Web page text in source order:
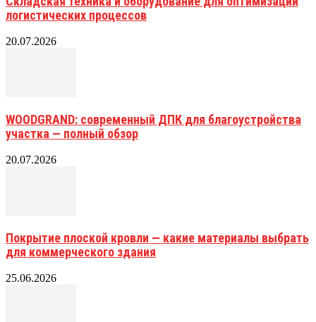
логистических процессов
20.07.2026
WOODGRAND: современный ДПК для благоустройства
участка — полный обзор
20.07.2026
Покрытие плоской кровли — какие материалы выбрать
для коммерческого здания
25.06.2026